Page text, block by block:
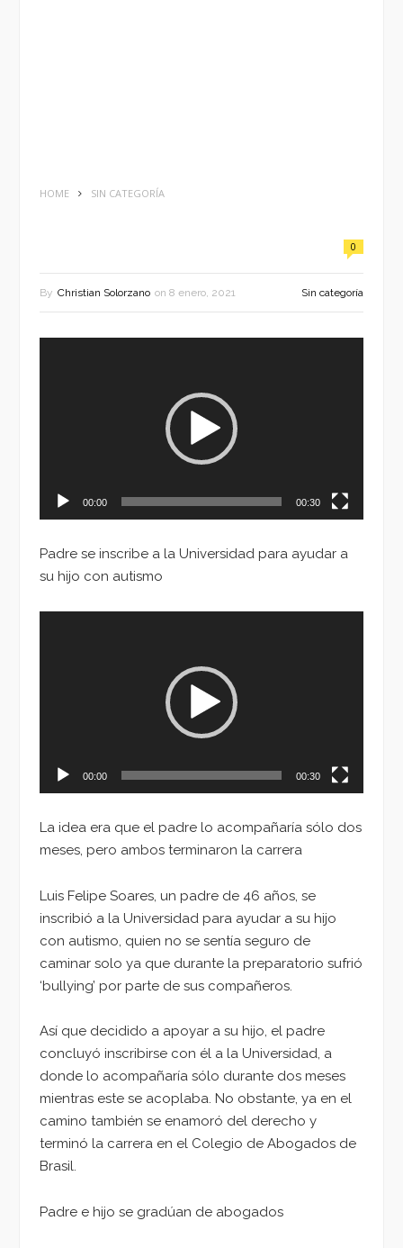
HOME SIN CATEGORÍA
0
By Christian Solorzano on 8 enero, 2021 Sin categoría
00:00 00:30
Padre se inscribe a la Universidad para ayudar a
su hijo con autismo
00:00 00:30
La idea era que el padre lo acompañaría sólo dos
meses, pero ambos terminaron la carrera
Luis Felipe Soares, un padre de 46 años, se
inscribió a la Universidad para ayudar a su hijo
con autismo, quien no se sentía seguro de
caminar solo ya que durante la preparatorio sufrió
‘bullying’ por parte de sus compañeros.
Así que decidido a apoyar a su hijo, el padre
concluyó inscribirse con él a la Universidad, a
donde lo acompañaría sólo durante dos meses
mientras este se acoplaba. No obstante, ya en el
camino también se enamoró del derecho y
terminó la carrera en el Colegio de Abogados de
Brasil.
Padre e hijo se gradúan de abogados